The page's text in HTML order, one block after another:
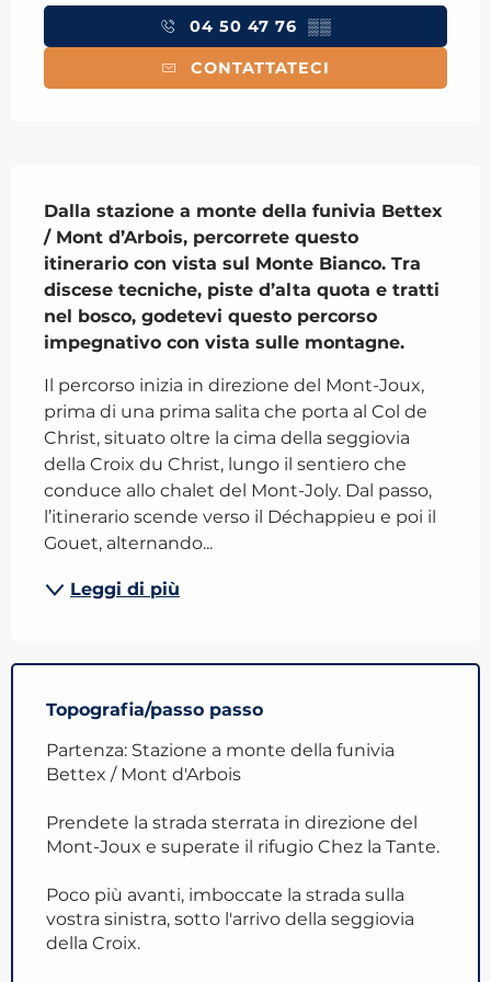
04 50 47 76 ▒▒
CONTATTATECI
Dalla stazione a monte della funivia Bettex
/ Mont d’Arbois, percorrete questo
itinerario con vista sul Monte Bianco. Tra
discese tecniche, piste d’alta quota e tratti
nel bosco, godetevi questo percorso
impegnativo con vista sulle montagne.
Il percorso inizia in direzione del Mont-Joux,
prima di una prima salita che porta al Col de
Christ, situato oltre la cima della seggiovia
della Croix du Christ, lungo il sentiero che
conduce allo chalet del Mont-Joly. Dal passo,
l’itinerario scende verso il Déchappieu e poi il
Gouet, alternando...
Leggi di più
Topografia/passo passo
Partenza: Stazione a monte della funivia
Bettex / Mont d'Arbois
Prendete la strada sterrata in direzione del
Mont-Joux e superate il rifugio Chez la Tante.
Poco più avanti, imboccate la strada sulla
vostra sinistra, sotto l'arrivo della seggiovia
della Croix.